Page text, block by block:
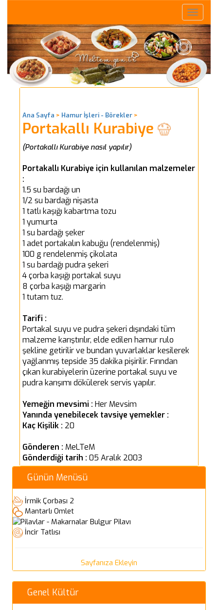
Toggle
Ana Sayfa > Hamur İşleri - Börekler >
Portakallı Kurabiye
(Portakallı Kurabiye nasıl yapılır)
Portakallı Kurabiye için kullanılan malzemeler
:
1.5 su bardağı un
1/2 su bardağı nişasta
1 tatlı kaşığı kabartma tozu
1 yumurta
1 su bardağı şeker
1 adet portakalın kabuğu (rendelenmiş)
100 g rendelenmiş çikolata
1 su bardağı pudra şekeri
4 çorba kaşığı portakal suyu
8 çorba kaşığı margarin
1 tutam tuz.
Tarifi :
Portakal suyu ve pudra şekeri dışındaki tüm
malzeme karıştırılır, elde edilen hamur rulo
şekline getirilir ve bundan yuvarlaklar kesilerek
yağlanmış tepside 35 dakika pişirilir. Fırından
çıkan kurabiyelerin üzerine portakal suyu ve
pudra karışımı dökülerek servis yapılır.
Yemeğin mevsimi : Her Mevsim
Yanında yenebilecek tavsiye yemekler :
Kaç Kişilik : 20
Gönderen : MeLTeM
Gönderdiği tarih : 05 Aralık 2003
Günün Menüsü
İrmik Çorbası 2
Mantarlı Omlet
Bulgur Pilavı
İncir Tatlısı
Sayfanıza Ekleyin
Genel Kültür